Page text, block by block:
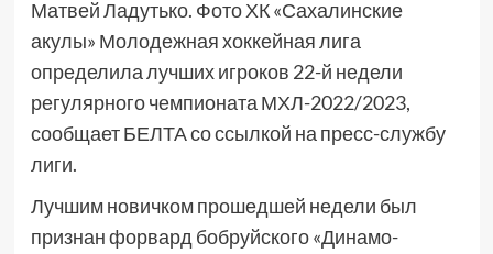
Матвей Ладутько. Фото ХК «Сахалинские
акулы» Молодежная хоккейная лига
определила лучших игроков 22-й недели
регулярного чемпионата МХЛ-2022/2023,
сообщает БЕЛТА со ссылкой на пресс-службу
лиги.
Лучшим новичком прошедшей недели был
признан форвард бобруйского «Динамо-